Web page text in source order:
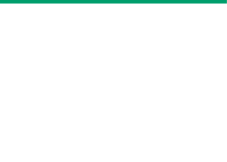
理对金属工件进行快速、高效焊接的专用设备。它通过